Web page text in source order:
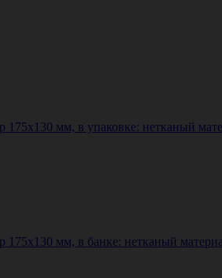
мм, в упаковке: нетканый
мм, в банке: нетканый